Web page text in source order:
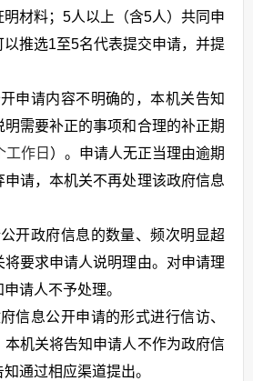
材料；5人以上（含5人）共同申
推选1至5名代表提交申请，并提
申请内容不明确的，本机关告知
需要补正的事项和合理的补正期
工作日 ） 。申请人无正当理由逾期
申请，本机关不再处理该政府信息
开政府信息的数量、频次明显超
要求申请人说明理由。对申请理
请人不予处理。
信息公开申请的形式进行信访、
机关将告知申请人不作为政府信
通过相应渠道提出。